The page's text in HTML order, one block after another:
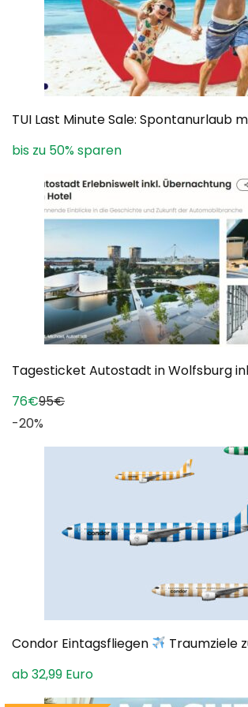
TUI Last Minute Sale: Spontanurlaub
bis zu 50% sparen
Tagesticket Autostadt in Wolfsburg
76€95€
-20%
Condor Eintagsfliegen
Traumziele
ab 32,99 Euro